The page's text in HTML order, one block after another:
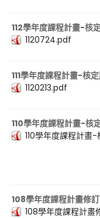
112學年度課程計畫-核
1120724.pdf
111學年度課程計畫-核
1120213.pdf
110學年度課程計畫-核
110學年度課程計
108學年度課程計畫修
108學年度課程計